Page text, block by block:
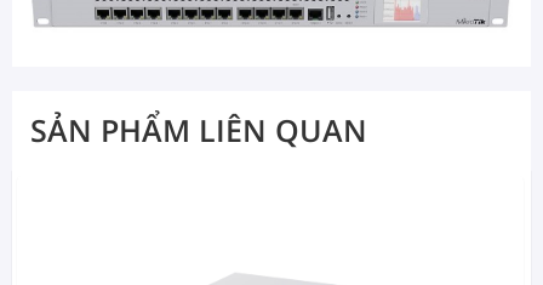
SẢN PHẨM LIÊN QUAN